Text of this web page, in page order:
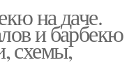
на даче.
и барбекю
схемы,